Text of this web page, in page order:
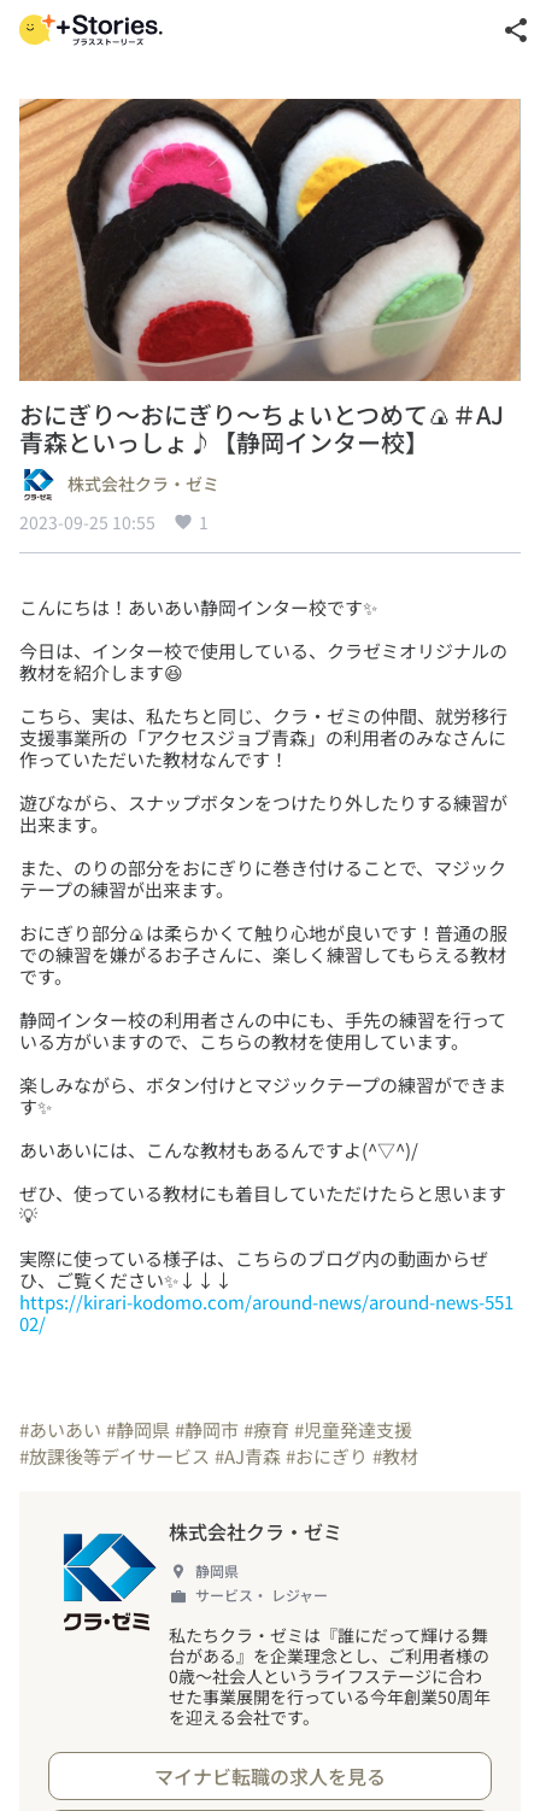
share
おにぎり～おにぎり～ちょいとつめて🍙＃AJ
青森といっしょ♪【静岡インター校】
株式会社クラ・ゼミ
2023-09-25 10:55
1
今日は、インター校で使用している、クラゼミオリジナルの
こちら、実は、私たちと同じ、クラ・ゼミの仲間、就労移行
支援事業所の「アクセスジョブ青森」の利用者のみなさんに
遊びながら、スナップボタンをつけたり外したりする練習が
また、のりの部分をおにぎりに巻き付けることで、マジック
おにぎり部分🍙は柔らかくて触り心地が良いです！普通の服
での練習を嫌がるお子さんに、楽しく練習してもらえる教材
静岡インター校の利用者さんの中にも、手先の練習を行って
楽しみながら、ボタン付けとマジックテープの練習ができま
ぜひ、使っている教材にも着目していただけたらと思います
実際に使っている様子は、こちらのブログ内の動画からぜ
https://kirari-kodomo.com/around-news/around-news-551
02/
#あいあい #静岡県#静岡市 #療育 #児童発達支援
#放課後等デイサービス #AJ青森#おにぎり #教材
株式会社クラ・ゼミ
静岡県
サービス・ レジャー
私たちクラ・ゼミは『誰にだって輝ける舞
台がある』を企業理念とし、ご利用者様の
0歳～社会人というライフステージに合わ
せた事業展開を行っている今年創業50周年
を迎える会社です。
マイナビ転職の求人を見る